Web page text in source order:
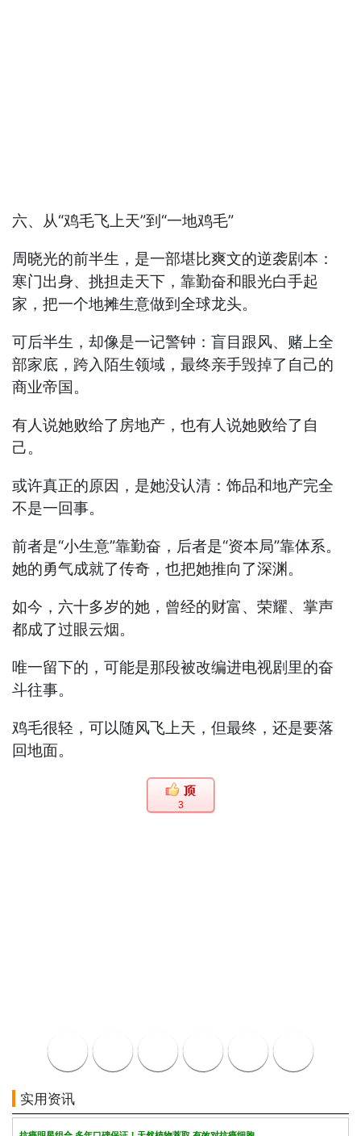
六、从“鸡毛飞上天”到“一地鸡毛”
周晓光的前半生，是一部堪比爽文的逆袭剧本：
寒门出身、挑担走天下，靠勤奋和眼光白手起
家，把一个地摊生意做到全球龙头。
可后半生，却像是一记警钟：盲目跟风、赌上全
部家底，跨入陌生领域，最终亲手毁掉了自己的
商业帝国。
有人说她败给了房地产，也有人说她败给了自
己。
或许真正的原因，是她没认清：饰品和地产完全
不是一回事。
前者是“小生意”靠勤奋，后者是“资本局”靠体系。
她的勇气成就了传奇，也把她推向了深渊。
如今，六十多岁的她，曾经的财富、荣耀、掌声
都成了过眼云烟。
唯一留下的，可能是那段被改编进电视剧里的奋
斗往事。
鸡毛很轻，可以随风飞上天，但最终，还是要落
回地面。
3
实用资讯